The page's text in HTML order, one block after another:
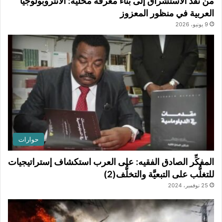
العربية في منظور المعزوز
9 يونيو، 2026
حوارات
المفكِّر الصادق الفقيه: على العرب استكشاف إستراتيجيات
للتغلُّب على التبعيَّة والتخلُّف(2)
25 نوفمبر، 2024